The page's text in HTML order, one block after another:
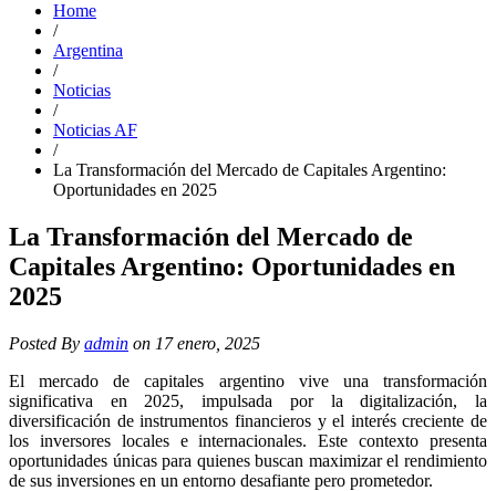
Home
/
Argentina
/
Noticias
/
Noticias AF
/
La Transformación del Mercado de Capitales Argentino:
Oportunidades en 2025
La Transformación del Mercado de
Capitales Argentino: Oportunidades en
2025
Posted By admin on 17 enero, 2025
El mercado de capitales argentino vive una transformación
significativa en 2025, impulsada por la digitalización, la
diversificación de instrumentos financieros y el interés creciente de
los inversores locales e internacionales. Este contexto presenta
oportunidades únicas para quienes buscan maximizar el rendimiento
de sus inversiones en un entorno desafiante pero prometedor.